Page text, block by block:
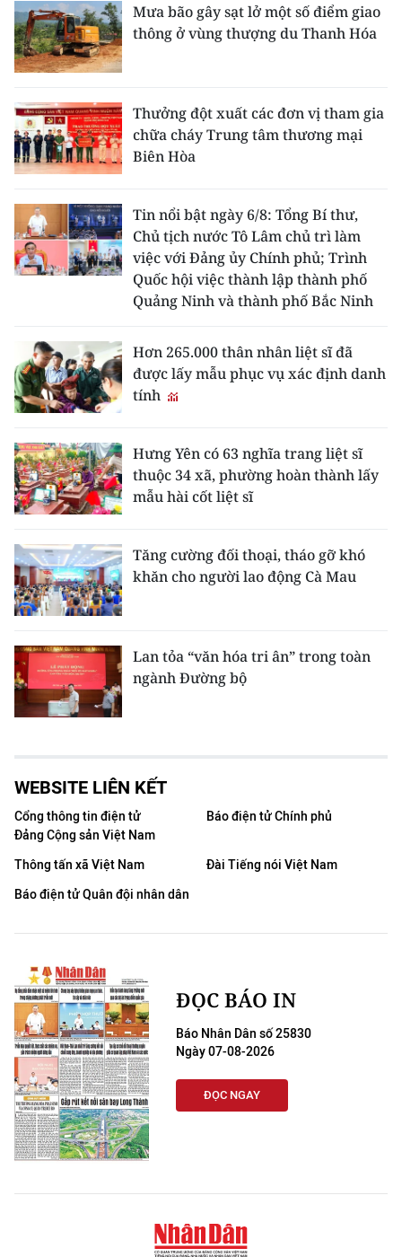
Mưa bão gây sạt lở một số điểm giao
thông ở vùng thượng du Thanh Hóa
Thưởng đột xuất các đơn vị tham gia
chữa cháy Trung tâm thương mại
Biên Hòa
Tin nổi bật ngày 6/8: Tổng Bí thư,
Chủ tịch nước Tô Lâm chủ trì làm
việc với Đảng ủy Chính phủ; Trình
Quốc hội việc thành lập thành phố
Quảng Ninh và thành phố Bắc Ninh
Hơn 265.000 thân nhân liệt sĩ đã
được lấy mẫu phục vụ xác định danh
tính
Hưng Yên có 63 nghĩa trang liệt sĩ
thuộc 34 xã, phường hoàn thành lấy
mẫu hài cốt liệt sĩ
Tăng cường đối thoại, tháo gỡ khó
khăn cho người lao động Cà Mau
Lan tỏa “văn hóa tri ân” trong toàn
ngành Đường bộ
WEBSITE LIÊN KẾT
Cổng thông tin điện tử
Đảng Cộng sản Việt Nam
Báo điện tử Chính phủ
Thông tấn xã Việt Nam
Đài Tiếng nói Việt Nam
Báo điện tử Quân đội nhân dân
ĐỌC BÁO IN
Báo Nhân Dân số 25830
Ngày 07-08-2026
ĐỌC NGAY